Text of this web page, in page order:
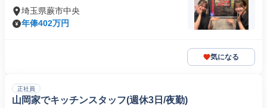
埼玉県蕨市中央
年俸402万円
気になる
正社員
山岡家でキッチンスタッフ(週休3日/夜勤)